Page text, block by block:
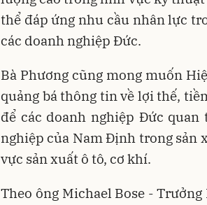
thể đáp ứng nhu cầu nhân lực
các doanh nghiệp Đức.
Bà Phương cũng mong muốn
quảng bá thông tin về lợi thế,
để các doanh nghiệp Đức
nghiệp của Nam Định trong sản
vực sản xuất ô tô, cơ khí.
Theo ông Michael Bose -